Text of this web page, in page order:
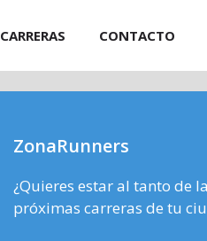
CARRERAS CONTACTO
ZonaRunners
¿Quieres estar al tanto de
próximas carreras de tu